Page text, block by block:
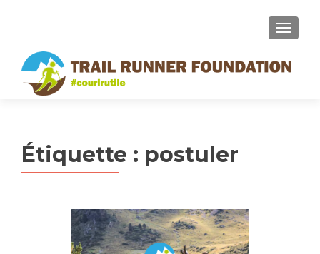
MENU
Étiquette : postuler